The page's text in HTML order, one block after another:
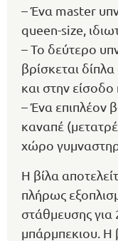
– Ένα master
queen-size,
– Το δεύτερο
βρίσκεται
και στην είσοδο
– Ένα επιπλέον
καναπέ
χώρο
Η βίλα
πλήρως
στάθμευσης για
μπάρμπεκιου. Η